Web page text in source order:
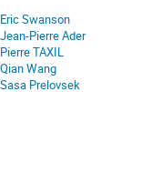
horaires
sont
en
Europe/Paris
Présidents
de
séance
Eric Swanson
Jean-Pierre Ader
Pierre TAXIL
Qian Wang
Sasa Prelovsek